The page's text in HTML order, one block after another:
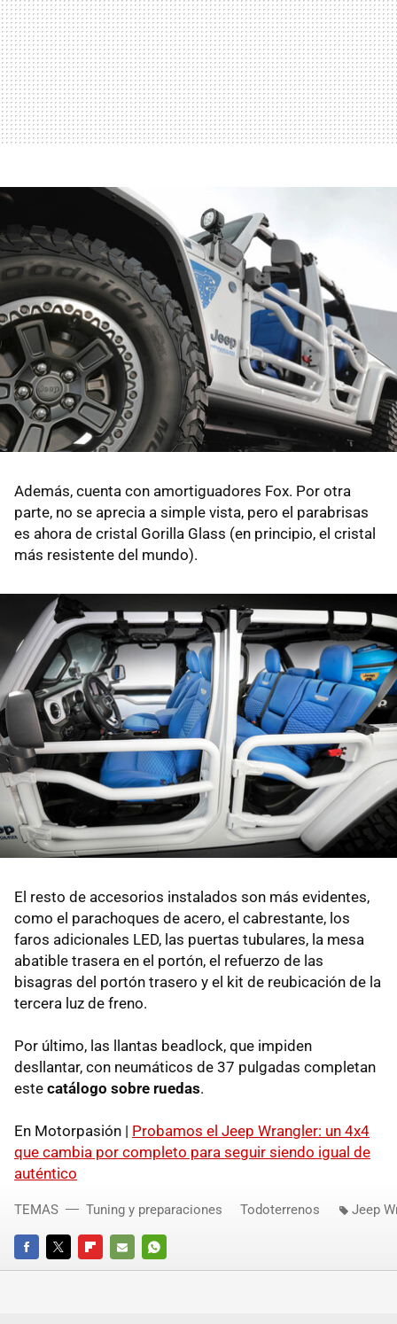
Además, cuenta con amortiguadores Fox. Por otra
parte, no se aprecia a simple vista, pero el parabrisas
es ahora de cristal Gorilla Glass (en principio, el cristal
más resistente del mundo).
El resto de accesorios instalados son más evidentes,
como el parachoques de acero, el cabrestante, los
faros adicionales LED, las puertas tubulares, la mesa
abatible trasera en el portón, el refuerzo de las
bisagras del portón trasero y el kit de reubicación de la
tercera luz de freno.
Por último, las llantas beadlock, que impiden
desllantar, con neumáticos de 37 pulgadas completan
este catálogo sobre ruedas.
En Motorpasión | Probamos el Jeep Wrangler: un 4x4
que cambia por completo para seguir siendo igual de
auténtico
FACEBOOKTWITTERFLIPBOARD
E-
WHATSAPP
TEMAS Tuning y preparaciones Todoterrenos Jeep